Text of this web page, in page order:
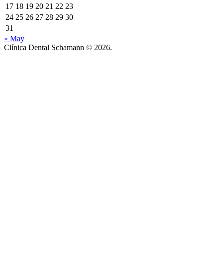
17 18 19 20 21 22 23
24 25 26 27 28 29 30
31
« May
Clínica Dental Schamann © 2026.